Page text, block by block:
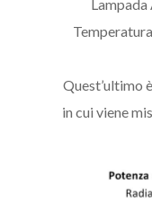
Lampada
Quest’ultimo
in cui viene